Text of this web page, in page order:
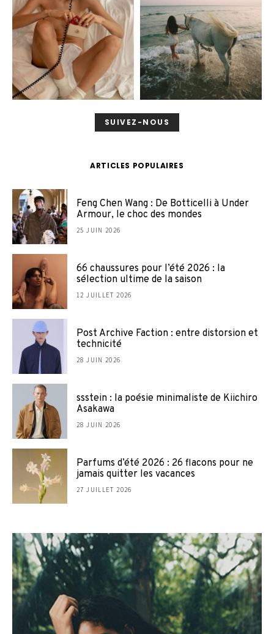
SUIVEZ-NOUS
ARTICLES POPULAIRES
Feng Chen Wang : De Botticelli à Under
Armour, le choc des mondes
25 JUIN 2026
66 chaussures pour l’été 2026 : la
sélection ultime de la saison
12 JUILLET 2026
Post Archive Faction : entre distorsion et
technicité
28 JUIN 2026
ssstein : la poésie minimaliste de Kiichiro
Asakawa
28 JUIN 2026
Parfums d’été 2026 : 26 flacons pour ne
jamais quitter les vacances
27 JUILLET 2026